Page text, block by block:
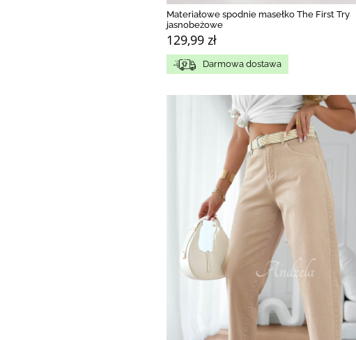
Materiałowe spodnie masełko The First Try
jasnobeżowe
129,99 zł
Darmowa dostawa